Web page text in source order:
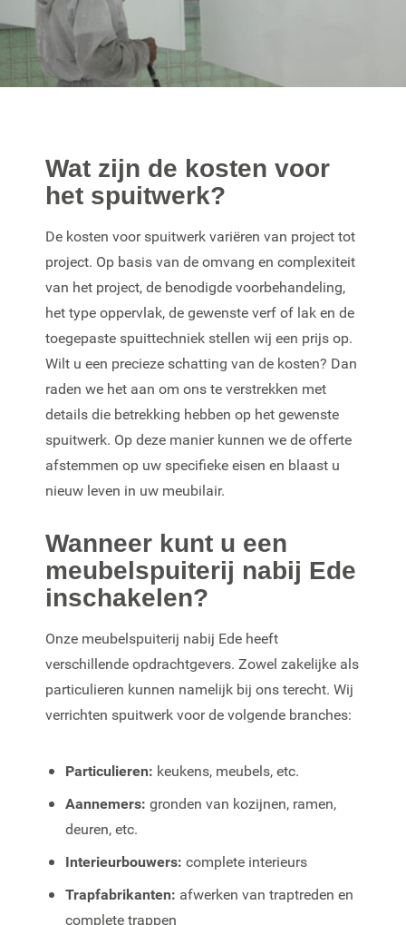
Wat zijn de kosten voor
het spuitwerk?
De kosten voor spuitwerk variëren van project tot
project. Op basis van de omvang en complexiteit
van het project, de benodigde voorbehandeling,
het type oppervlak, de gewenste verf of lak en de
toegepaste spuittechniek stellen wij een prijs op.
Wilt u een precieze schatting van de kosten? Dan
raden we het aan om ons te verstrekken met
details die betrekking hebben op het gewenste
spuitwerk. Op deze manier kunnen we de offerte
afstemmen op uw specifieke eisen en blaast u
nieuw leven in uw meubilair.
Wanneer kunt u een
meubelspuiterij nabij Ede
inschakelen?
Onze meubelspuiterij nabij Ede heeft
verschillende opdrachtgevers. Zowel zakelijke als
particulieren kunnen namelijk bij ons terecht. Wij
verrichten spuitwerk voor de volgende branches:
Particulieren: keukens, meubels, etc.
Aannemers: gronden van kozijnen, ramen,
deuren, etc.
Interieurbouwers: complete interieurs
Trapfabrikanten: afwerken van traptreden en
complete trappen